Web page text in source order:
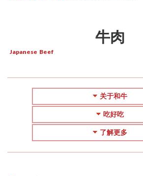
牛肉
Japanese Beef
关于和牛
吃好吃
了解更多